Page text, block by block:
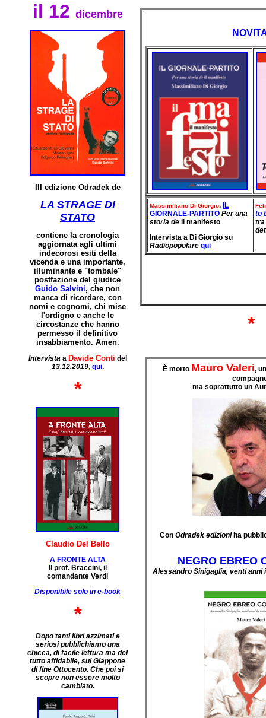
il 12 dicembre
III edizione Odradek de
LA STRAGE DI
STATO
contiene la cronologia
aggiornata agli ultimi
indecorosi esiti della
vicenda e una importante,
illuminante e "tombale"
postfazione del giudice
Guido Salvini, che non
manca di ricordare, con
nomi e cognomi, chi mise
l'ordigno e anche le
circostanze che hanno
permesso il definitivo
insabbiamento. Amen.
Intervistaa Davide Conti del
13.12.2019, qui.
*
Claudio Del Bello
A FRONTE ALTA
Il prof. Braccini, il
comandante Verdi
Disponibile solo in e-book
*
Dopo tanti libri azzimati e
seriosi pubblichiamo una
chicca, di facile lettura ma del
tutto affidabile, sul Giappone
di fine Ottocento. Che poi si
scopre non essere molto
cambiato.
Massimiliano Di Giorgio, IL
GIORNALE-PARTITO Per una
storia de il manifesto
Intervista a Di Giorgio su
Radiopopolare qui
to
tra
*
È morto Mauro Valeri,
ma soprattutto un
Con Odradek edizioniha
NEGRO EBREO
Alessandro Sinigaglia, venti